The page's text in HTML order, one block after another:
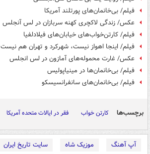
فیلم/ بی‌خانمان‌های پورتلند آمریکا
عکس/ زندگی لاکچری کهنه سربازان در لس آنجلس
فیلم/ کارتن‌خواب‌های خیابان‌های فیلادلفیا
فیلم/ اینجا اهواز نیست، شهرکرد و تهران هم نیست
عکس/ غارت محموله‌های آمازون در لس انجلس
فیلم/ بی‌خانمان‌ها در مینیاپولیس
فیلم/ بی‌خانمان‌های سانفرانسیسکو
برچسب‌ها کارتن خواب فقر در ایالات متحده آمریکا
آپ آهنگ موزیک شاه
سایت تاریخ ایران